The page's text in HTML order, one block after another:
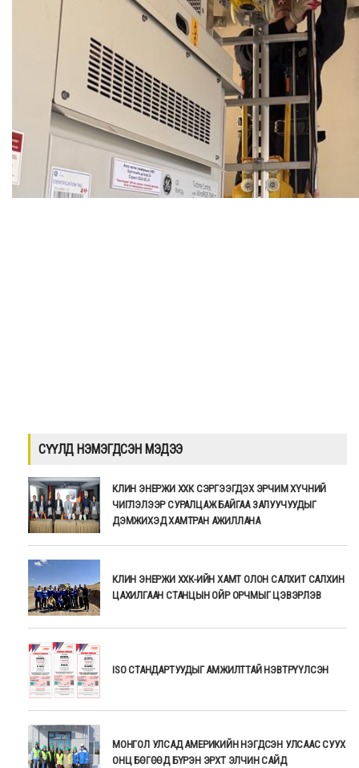
СҮҮЛД НЭМЭГДСЭН МЭДЭЭ
КЛИН ЭНЕРЖИ ХХК СЭРГЭЭГДЭХ ЭРЧИМ ХҮЧНИЙ
ЧИГЛЭЛЭЭР СУРАЛЦАЖ БАЙГАА ЗАЛУУЧУУДЫГ
ДЭМЖИХЭД ХАМТРАН АЖИЛЛАНА
КЛИН ЭНЕРЖИ ХХК-ИЙН ХАМТ ОЛОН САЛХИТ САЛХИН
ЦАХИЛГААН СТАНЦЫН ОЙР ОРЧМЫГ ЦЭВЭРЛЭВ
ISO СТАНДАРТУУДЫГ АМЖИЛТТАЙ НЭВТРҮҮЛСЭН
МОНГОЛ УЛСАД АМЕРИКИЙН НЭГДСЭН УЛСААС СУУХ
ОНЦ БӨГӨӨД БҮРЭН ЭРХТ ЭЛЧИН САЙД